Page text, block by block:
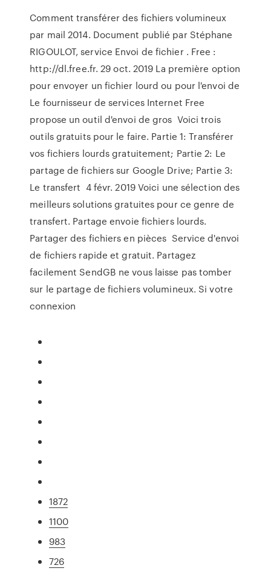
Comment transférer des fichiers volumineux
par mail 2014. Document publié par Stéphane
RIGOULOT, service Envoi de fichier . Free :
http://dl.free.fr. 29 oct. 2019 La première option
pour envoyer un fichier lourd ou pour l'envoi de
Le fournisseur de services Internet Free
propose un outil d'envoi de gros Voici trois
outils gratuits pour le faire. Partie 1: Transférer
vos fichiers lourds gratuitement; Partie 2: Le
partage de fichiers sur Google Drive; Partie 3:
Le transfert 4 févr. 2019 Voici une sélection des
meilleurs solutions gratuites pour ce genre de
transfert. Partage envoie fichiers lourds.
Partager des fichiers en pièces Service d'envoi
de fichiers rapide et gratuit. Partagez
facilement SendGB ne vous laisse pas tomber
sur le partage de fichiers volumineux. Si votre
connexion
1872
1100
983
726